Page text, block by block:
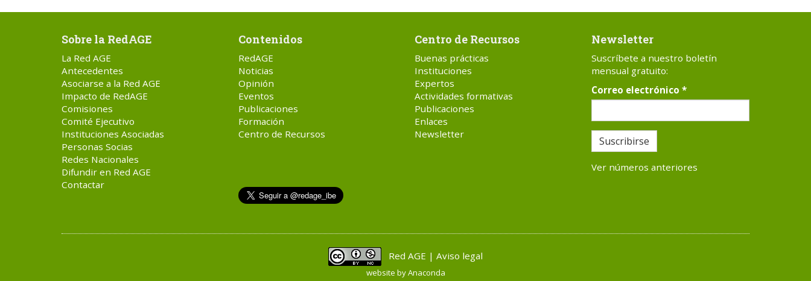
Sobre la RedAGE
La Red AGE
Antecedentes
Asociarse a la Red AGE
Impacto de RedAGE
Comisiones
Comité Ejecutivo
Instituciones Asociadas
Personas Socias
Redes Nacionales
Difundir en Red AGE
Contactar
Contenidos
RedAGE
Noticias
Opinión
Eventos
Publicaciones
Formación
Centro de Recursos
Centro de Recursos
Buenas prácticas
Instituciones
Expertos
Actividades formativas
Publicaciones
Enlaces
Newsletter
Newsletter
Suscríbete a nuestro boletín
mensual gratuito:
Correo electrónico *
Suscribirse
Ver números anteriores
Red AGE | Aviso legal
website byAnaconda